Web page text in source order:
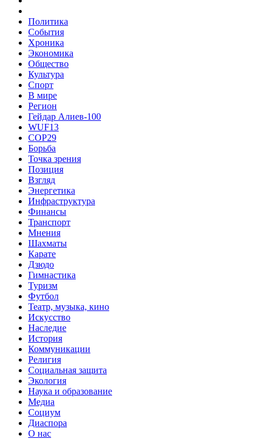
Политика
События
Хроника
Экономика
Общество
Культура
Спорт
В мире
Регион
Гейдар Алиев-100
WUF13
COP29
Борьба
Точка зрения
Позиция
Взгляд
Энергетика
Инфраструктура
Финансы
Транспорт
Мнения
Шахматы
Карате
Дзюдо
Гимнастика
Туризм
Футбол
Театр, музыка, кино
Искусство
Наследие
История
Коммуникации
Религия
Социальная защита
Экология
Наука и образование
Медиа
Социум
Диаспора
О нас